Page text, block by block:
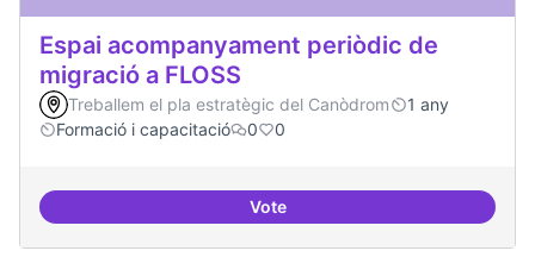
Espai acompanyament periòdic de
migració a FLOSS
Treballem el pla estratègic del Canòdrom
1 any
Formació i capacitació
0 0
VoteEspai acompanyament periòdic